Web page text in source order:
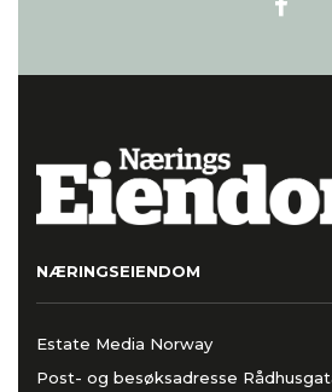
NÆRINGSEIENDOM
Estate Media Norway
Post- og besøksadresse